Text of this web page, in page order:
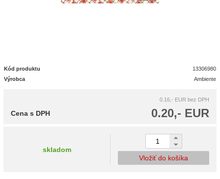
Kód produktu
13306980
Výrobca
Ambiente
0.16,- EUR bez DPH
0.20,- EUR
Cena s DPH
skladom
Vložiť do košíka